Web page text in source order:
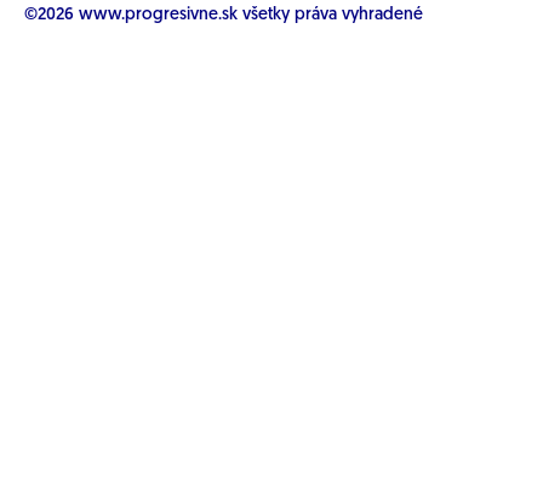
©2026 www.progresivne.sk všetky práva vyhradené